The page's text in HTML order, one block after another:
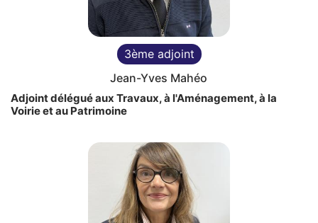
3ème adjoint
Jean-Yves Mahéo
Adjoint délégué aux Travaux, à l'Aménagement, à la
Voirie et au Patrimoine